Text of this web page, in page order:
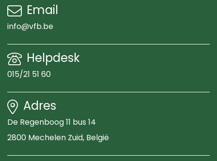
Email
info@vfb.be
Helpdesk
015/21 51 60
Adres
De Regenboog 11 bus 14
2800 Mechelen Zuid, België